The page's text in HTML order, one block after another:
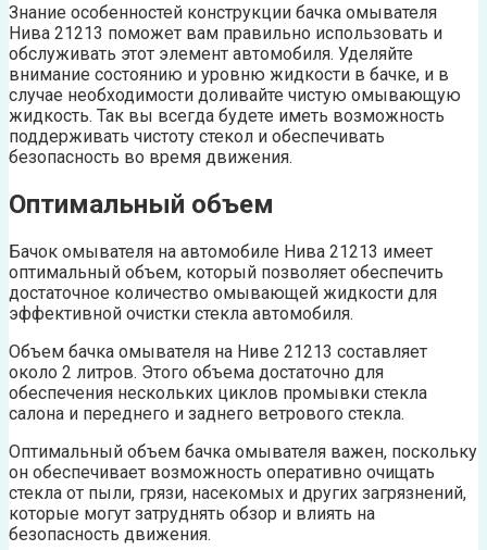
Знание особенностей конструкции бачка омывателя
Нива 21213 поможет вам правильно использовать и
обслуживать этот элемент автомобиля. Уделяйте
внимание состоянию и уровню жидкости в бачке, и в
случае необходимости доливайте чистую омывающую
жидкость. Так вы всегда будете иметь возможность
поддерживать чистоту стекол и обеспечивать
безопасность во время движения.
Оптимальный объем
Бачок омывателя на автомобиле Нива 21213 имеет
оптимальный объем, который позволяет обеспечить
достаточное количество омывающей жидкости для
эффективной очистки стекла автомобиля.
Объем бачка омывателя на Ниве 21213 составляет
около 2 литров. Этого объема достаточно для
обеспечения нескольких циклов промывки стекла
салона и переднего и заднего ветрового стекла.
Оптимальный объем бачка омывателя важен, поскольку
он обеспечивает возможность оперативно очищать
стекла от пыли, грязи, насекомых и других загрязнений,
которые могут затруднять обзор и влиять на
безопасность движения.